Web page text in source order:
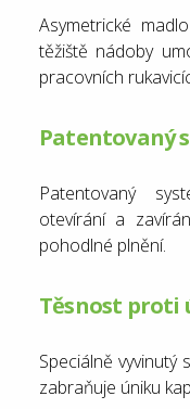
Asymetrické
těžiště nádoby
pracovních
Patentovaný
Patentovaný
otevírání a
pohodlné plnění.
Těsnost proti
Speciálně vyvinutý
zabraňuje úniku